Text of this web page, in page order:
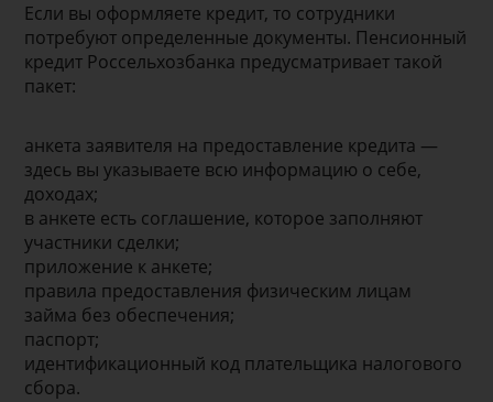
Если вы оформляете кредит, то сотрудники
потребуют определенные документы. Пенсионный
кредит Россельхозбанка предусматривает такой
пакет:
анкета заявителя на предоставление кредита —
здесь вы указываете всю информацию о себе,
доходах;
в анкете есть соглашение, которое заполняют
участники сделки;
приложение к анкете;
правила предоставления физическим лицам
займа без обеспечения;
паспорт;
идентификационный код плательщика налогового
сбора.